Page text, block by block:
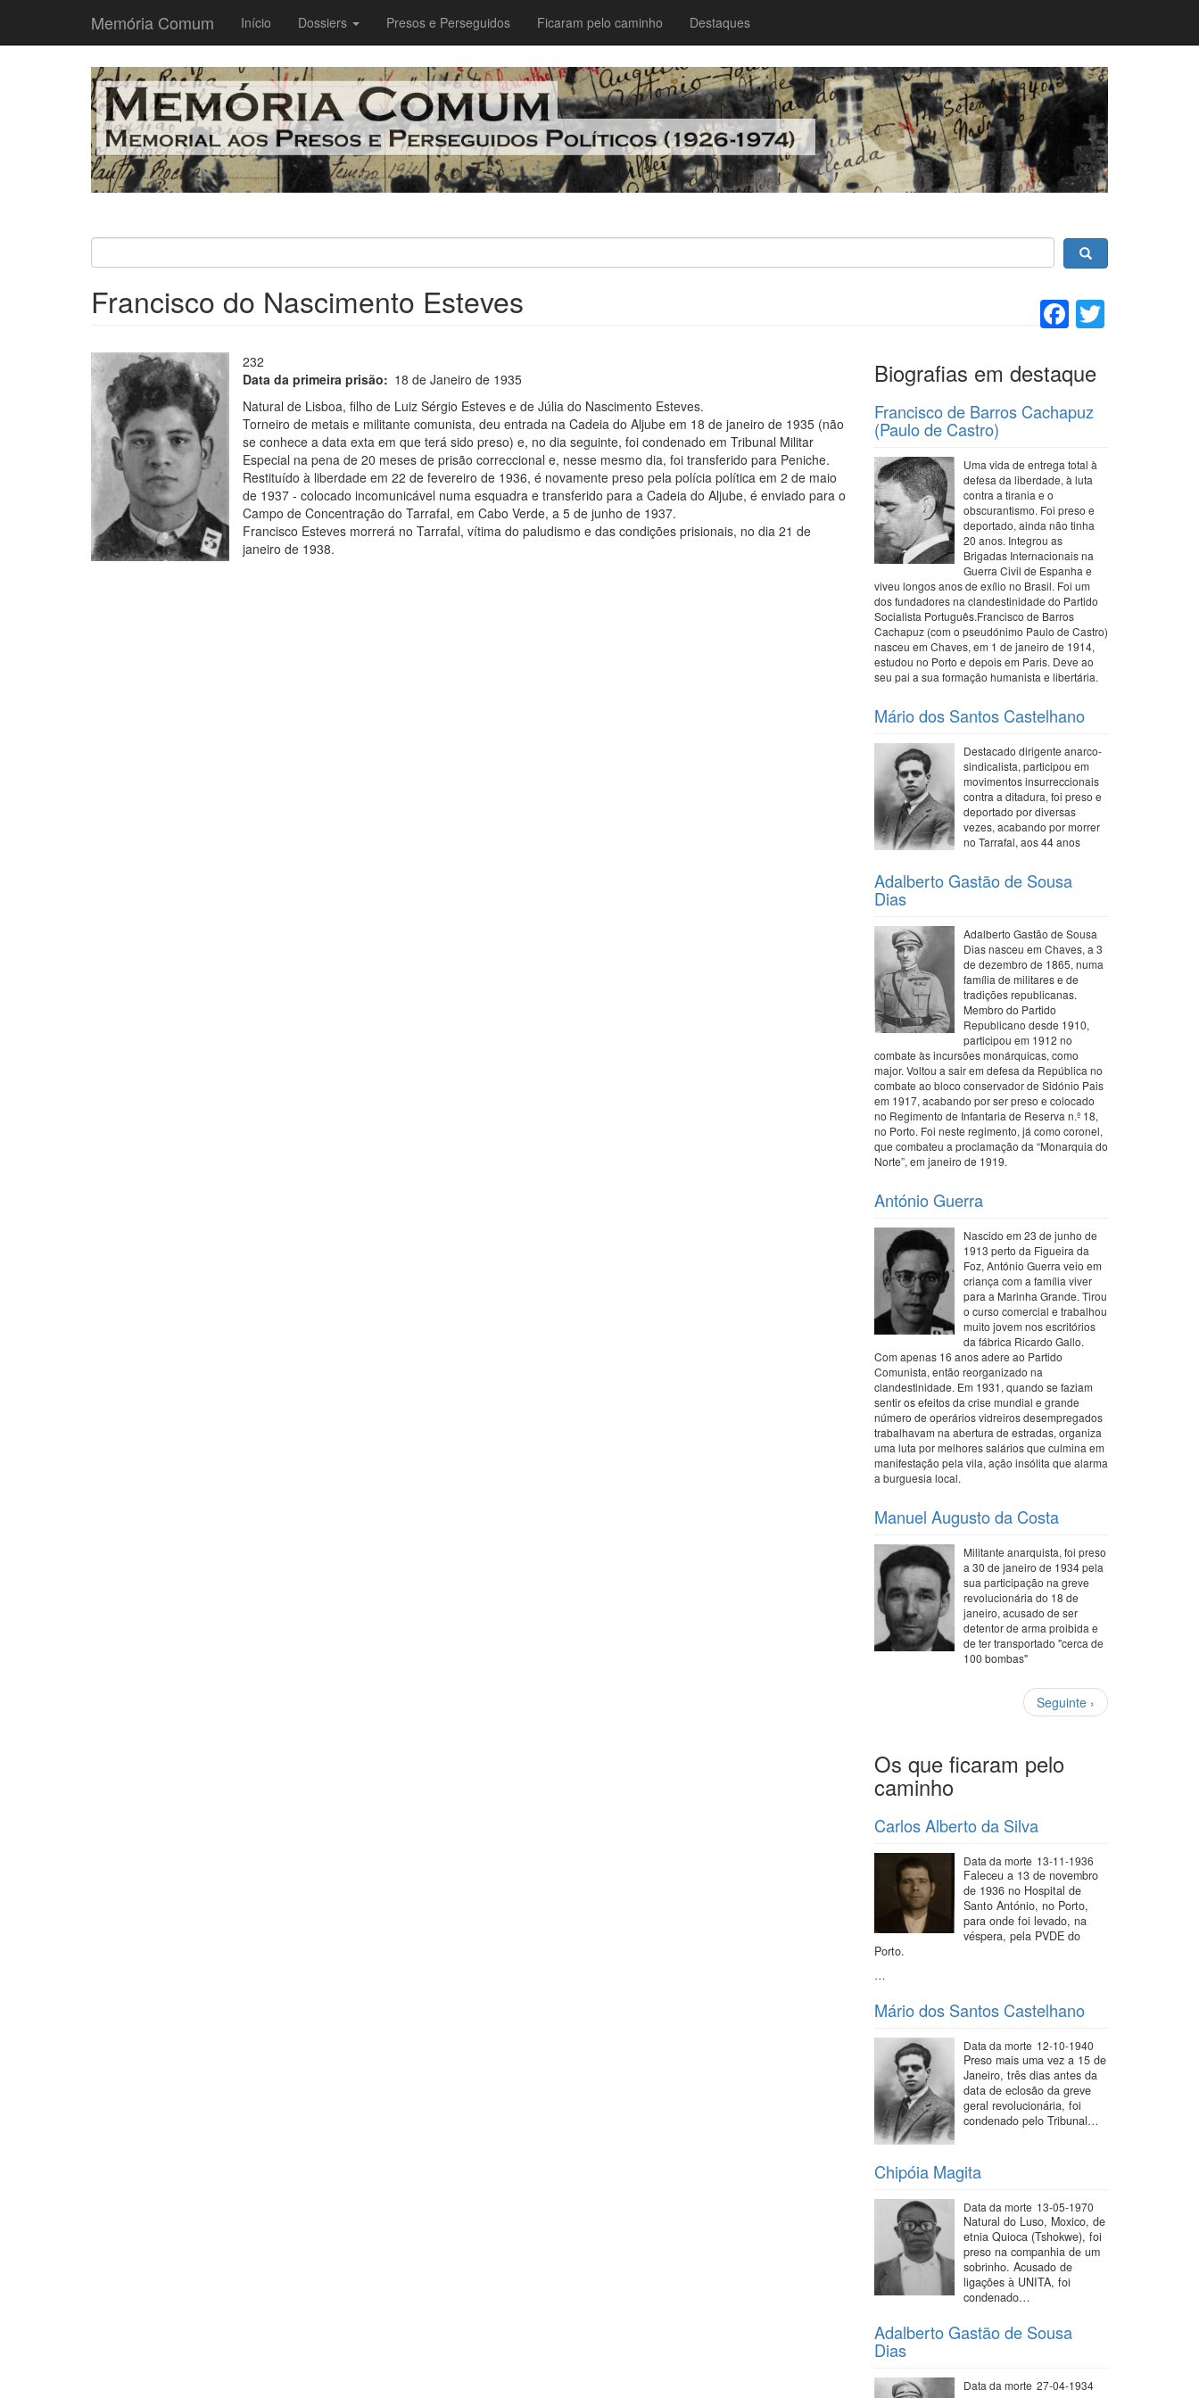
Memória Comum
Main
navigation
Início Dossiers Presos e Perseguidos Ficaram pelo caminho Destaques
Facebook
Francisco do Nascimento Esteves
232
Data da primeira prisão
18 de Janeiro de 1935
Natural de Lisboa, filho de Luiz Sérgio Esteves e de Júlia do Nascimento Esteves.
Torneiro de metais e militante comunista, deu entrada na Cadeia do Aljube em 18 de janeiro de 1935 (não
se conhece a data exta em que terá sido preso) e, no dia seguinte, foi condenado em Tribunal Militar
Especial na pena de 20 meses de prisão correccional e, nesse mesmo dia, foi transferido para Peniche.
Restituído à liberdade em 22 de fevereiro de 1936, é novamente preso pela polícia política em 2 de maio
de 1937 - colocado incomunicável numa esquadra e transferido para a Cadeia do Aljube, é enviado para o
Campo de Concentração do Tarrafal, em Cabo Verde, a 5 de junho de 1937.
Francisco Esteves morrerá no Tarrafal, vítima do paludismo e das condições prisionais, no dia 21 de
janeiro de 1938.
Biografias em destaque
Francisco de Barros Cachapuz
(Paulo de Castro)
Uma vida de entrega total à
defesa da liberdade, à luta
contra a tirania e o
obscurantismo. Foi preso e
deportado, ainda não tinha
20 anos. Integrou as
Brigadas Internacionais na
Guerra Civil de Espanha e
viveu longos anos de exílio no Brasil. Foi um
dos fundadores na clandestinidade do Partido
Socialista Português.Francisco de Barros
Cachapuz (com o pseudónimo Paulo de Castro)
nasceu em Chaves, em 1 de janeiro de 1914,
estudou no Porto e depois em Paris. Deve ao
seu pai a sua formação humanista e libertária.
Mário dos Santos Castelhano
Destacado dirigente anarco-
sindicalista, participou em
movimentos insurreccionais
contra a ditadura, foi preso e
deportado por diversas
vezes, acabando por morrer
no Tarrafal, aos 44 anos
Adalberto Gastão de Sousa
Dias
Adalberto Gastão de Sousa
Dias nasceu em Chaves, a 3
de dezembro de 1865, numa
família de militares e de
tradições republicanas.
Membro do Partido
Republicano desde 1910,
participou em 1912 no
combate às incursões monárquicas, como
major. Voltou a sair em defesa da República no
combate ao bloco conservador de Sidónio Pais
em 1917, acabando por ser preso e colocado
no Regimento de Infantaria de Reserva n.º 18,
no Porto. Foi neste regimento, já como coronel,
que combateu a proclamação da “Monarquia do
Norte”, em janeiro de 1919.
António Guerra
Nascido em 23 de junho de
1913 perto da Figueira da
Foz, António Guerra veio em
criança com a família viver
para a Marinha Grande. Tirou
o curso comercial e trabalhou
muito jovem nos escritórios
da fábrica Ricardo Gallo.
Com apenas 16 anos adere ao Partido
Comunista, então reorganizado na
clandestinidade. Em 1931, quando se faziam
sentir os efeitos da crise mundial e grande
número de operários vidreiros desempregados
trabalhavam na abertura de estradas, organiza
uma luta por melhores salários que culmina em
manifestação pela vila, ação insólita que alarma
a burguesia local.
Manuel Augusto da Costa
Militante anarquista, foi preso
a 30 de janeiro de 1934 pela
sua participação na greve
revolucionária do 18 de
janeiro, acusado de ser
detentor de arma proibida e
de ter transportado "cerca de
100 bombas"
Próxima
página
Seguinte ›
Os que ficaram pelo
caminho
Carlos Alberto da Silva
Data da morte 13-11-1936
Faleceu a 13 de novembro
de 1936 no Hospital de
Santo António, no Porto,
para onde foi levado, na
véspera, pela PVDE do
Porto.
…
Mário dos Santos Castelhano
Data da morte 12-10-1940
Preso mais uma vez a 15 de
Janeiro, três dias antes da
data de eclosão da greve
geral revolucionária, foi
condenado pelo Tribunal…
Chipóia Magita
Data da morte 13-05-1970
Natural do Luso, Moxico, de
etnia Quioca (Tshokwe), foi
preso na companhia de um
sobrinho. Acusado de
ligações à UNITA, foi
condenado…
Adalberto Gastão de Sousa
Dias
Data da morte 27-04-1934